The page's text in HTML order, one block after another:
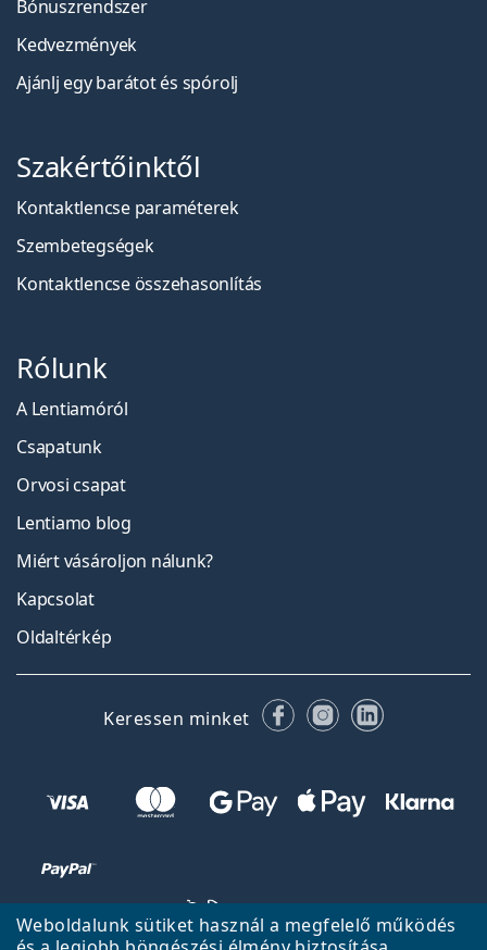
Weboldalunk sütiket használ a megfelelő működés
Bónuszrendszer
Kedvezmények
Ajánlj egy barátot és spórolj
Szakértőinktől
Kontaktlencse paraméterek
Szembetegségek
Kontaktlencse összehasonlítás
Rólunk
A Lentiamóról
Csapatunk
Orvosi csapat
Lentiamo blog
Miért vásároljon nálunk?
Kapcsolat
Oldaltérkép
Keressen minket FacebookInstagram
LinkedIn